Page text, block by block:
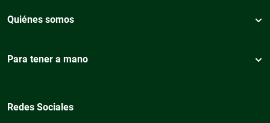
Quiénes somos
Para tener a mano
Redes Sociales